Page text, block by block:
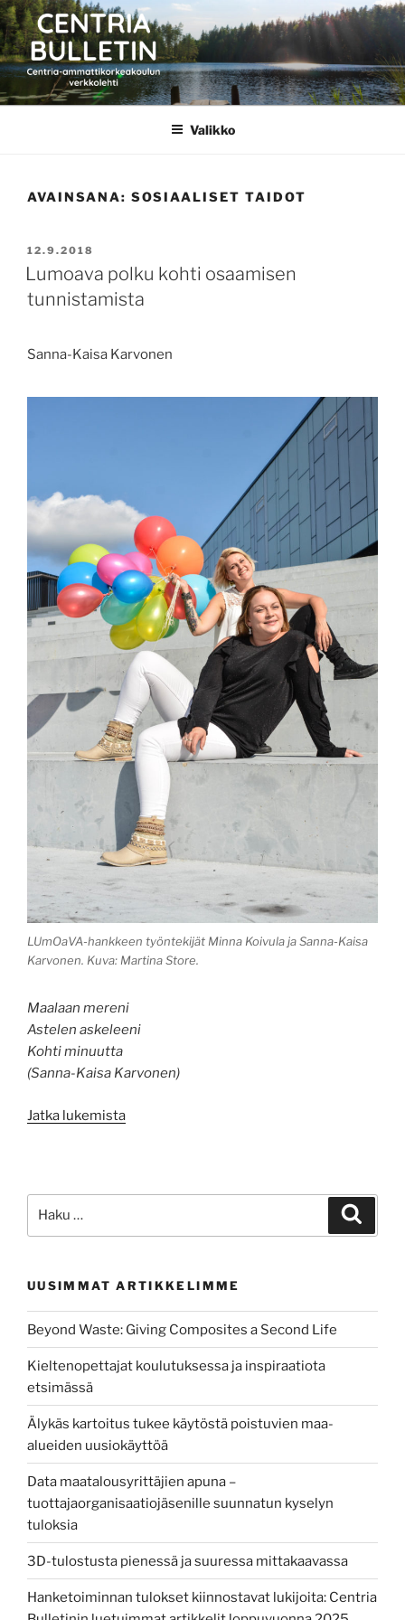
Siirry
sisältöön
CENTRIA BULLETIN
Valikko
AVAINSANA: SOSIAALISET TAIDOT
JULKAISTU
12.9.2018
Lumoava polku kohti osaamisen
tunnistamista
Sanna-Kaisa Karvonen
LUmOaVA-hankkeen työntekijät Minna Koivula ja Sanna-Kaisa
Karvonen. Kuva: Martina Store.
Maalaan mereni
Astelen askeleeni
Kohti minuutta
(Sanna-Kaisa Karvonen)
Jatka lukemista”Lumoava
UUSIMMAT ARTIKKELIMME
Beyond Waste: Giving Composites a Second Life
Kieltenopettajat koulutuksessa ja inspiraatiota
etsimässä
Älykäs kartoitus tukee käytöstä poistuvien maa-
alueiden uusiokäyttöä
Data maatalousyrittäjien apuna –
tuottajaorganisaatiojäsenille suunnatun kyselyn
tuloksia
3D-tulostusta pienessä ja suuressa mittakaavassa
Hanketoiminnan tulokset kiinnostavat lukijoita: Centria